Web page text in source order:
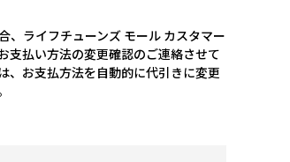
ライフチューンズ モール カスタマー
支払い方法の変更確認のご連絡させて
、お支払方法を自動的に代引きに変更